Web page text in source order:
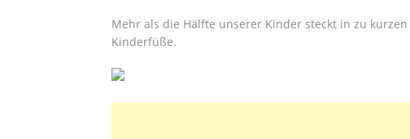
Mehr als die Hälfte unserer Kinder steckt in zu
Kinderfüße.